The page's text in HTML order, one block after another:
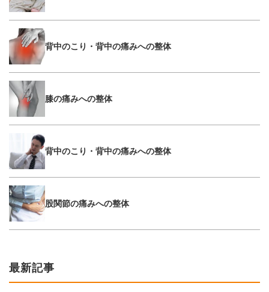
背中のこり・背中の痛みへの整体
膝の痛みへの整体
背中のこり・背中の痛みへの整体
股関節の痛みへの整体
最新記事